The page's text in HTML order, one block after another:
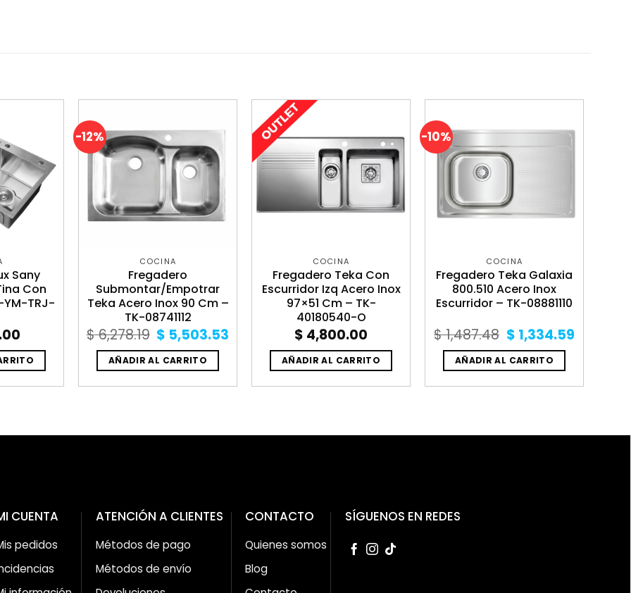
Sany
Con
YM-TRJ-
-12%
COCINA
Fregadero
Submontar/Empotrar
Teka Acero Inox 90 Cm –
TK-08741112
$6,278.19 Original
price
was:
$ 6,278.19.
$ 5,503.53
$ 5,503.53.
AÑADIR AL CARRITO
COCINA
Fregadero Teka Con
Escurridor Izq Acero Inox
97×51 Cm – TK-
40180540-O
$ 4,800.00
AÑADIR AL CARRITO
-10%
COCINA
Fregadero Teka Galaxia
800.510 Acero Inox
Escurridor – TK-08881110
$1,487.48 Original
price
was:
$ 1,487.48.
$ 1,334.59Current
AÑADIR AL CARRITO
CUENTA
pedidos
ATENCIÓN A CLIENTES
Métodos de pago
Métodos de envío
CONTACTO
Quienes somos
Blog
SÍGUENOS EN REDES